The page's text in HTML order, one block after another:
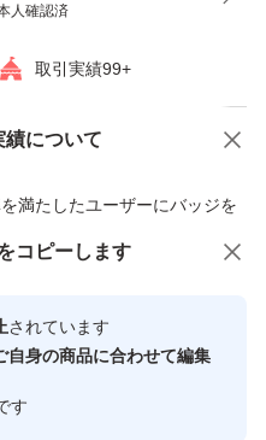
書やメッセージカード等の
ご理解いただけますと幸い
い）】
限り詳細に状態説明を記載
人確認済
取引実績99+
績について
満たしたユーザーにバッジを
心・安全なユーザーです
商品への質問
コピーします
されています
自身の商品に合わせて編集
す
メ